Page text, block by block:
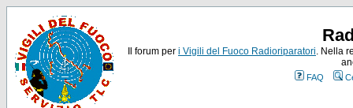
Il forum per i Vigili del Fuoco Radioriparatori. Nella
FAQ